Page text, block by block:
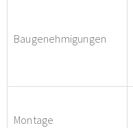
Baugenehmigungen
Montage